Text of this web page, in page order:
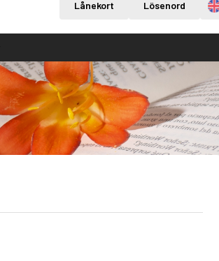
Lånekort Lösenord